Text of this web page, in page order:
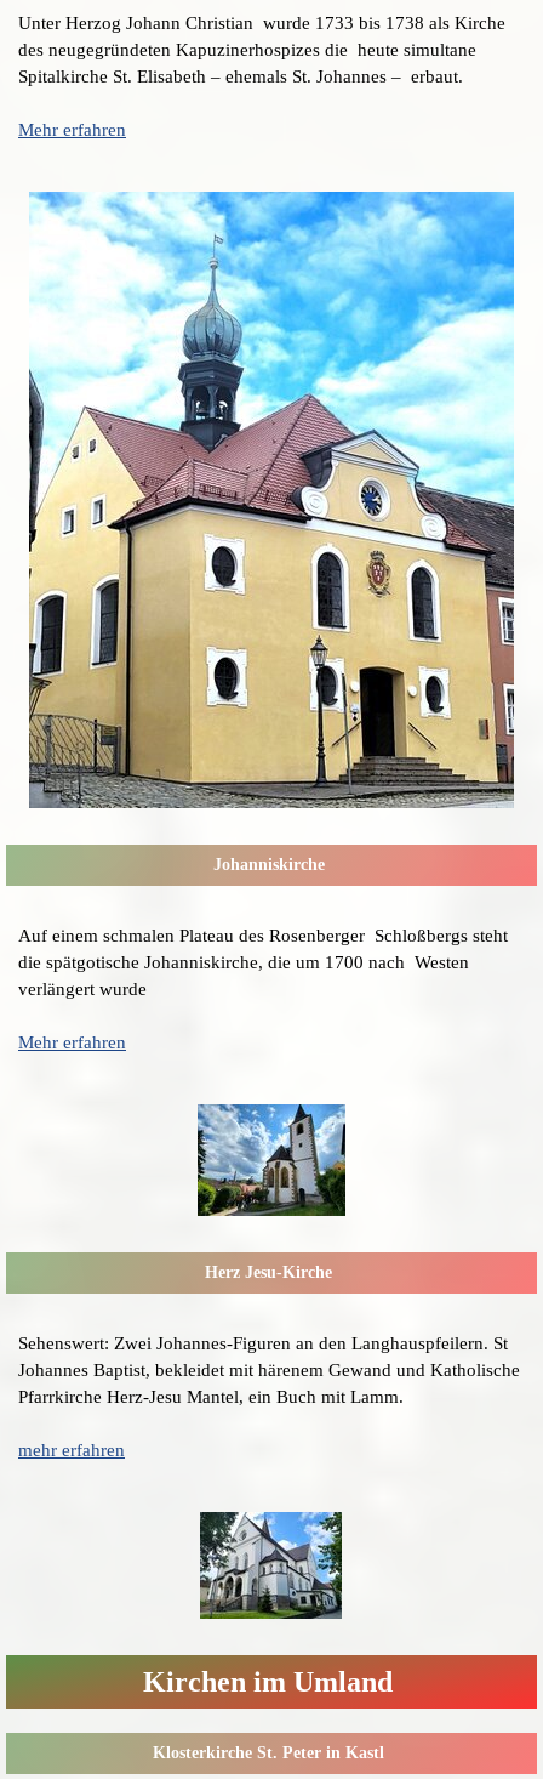
Unter Herzog Johann Christian wurde 1733 bis 1738 als Kirche
des neugegründeten Kapuzinerhospizes die heute simultane
Spitalkirche St. Elisabeth – ehemals St. Johannes – erbaut.
Mehr erfahren
Johanniskirche
Auf einem schmalen Plateau des Rosenberger Schloßbergs steht
die spätgotische Johanniskirche, die um 1700 nach Westen
verlängert wurde
Mehr erfahren
Herz Jesu-Kirche
Sehenswert: Zwei Johannes-Figuren an den Langhauspfeilern. St
Johannes Baptist, bekleidet mit härenem Gewand und Katholische
Pfarrkirche Herz-Jesu Mantel, ein Buch mit Lamm.
mehr erfahren
Kirchen im Umland
Klosterkirche St. Peter in Kastl